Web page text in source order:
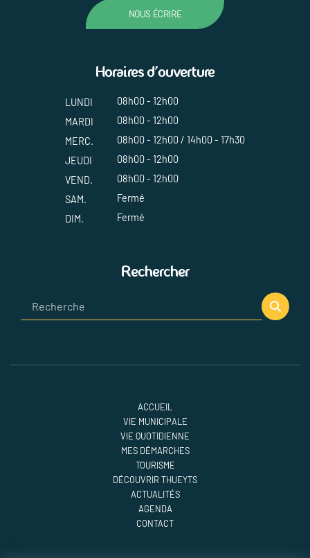
NOUS ÉCRIRE
Horaires d'ouverture
LUNDI
08h00 - 12h00
MARDI
08h00 - 12h00
MERC.
08h00 - 12h00 / 14h00 - 17h30
JEUDI
08h00 - 12h00
VEND.
08h00 - 12h00
SAM.
Fermé
DIM.
Fermé
Rechercher
ACCUEIL
VIE MUNICIPALE
VIE QUOTIDIENNE
MES DÉMARCHES
TOURISME
DÉCOUVRIR THUEYTS
ACTUALITÉS
AGENDA
CONTACT